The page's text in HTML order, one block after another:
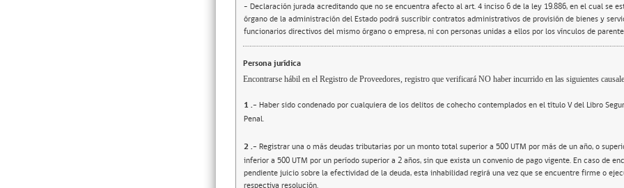
- Declaración jurada acreditando que no se encuentra afecto al art. 4 inciso 6 de la ley 19.886, en el cual se
órgano de la administración del Estado podrá suscribir contratos administrativos de provisión de bienes y
funcionarios directivos del mismo órgano o empresa, ni con personas unidas a ellos por los vínculos de
Persona jurídica
Encontrarse hábil en el Registro de Proveedores, registro que verificará NO haber incurrido en las siguientes
1.- Haber sido condenado por cualquiera de los delitos de cohecho contemplados en el título V del Libro
Penal.
2.- Registrar una o más deudas tributarias por un monto total superior a 500 UTM por más de un año, o
inferior a 500 UTM por un período superior a 2 años, sin que exista un convenio de pago vigente. En caso de
pendiente juicio sobre la efectividad de la deuda, esta inhabilidad regirá una vez que se encuentre firme o
respectiva resolución.